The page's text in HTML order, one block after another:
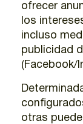
ofrecer
los
incluso
publicidad
(Facebook/
otras